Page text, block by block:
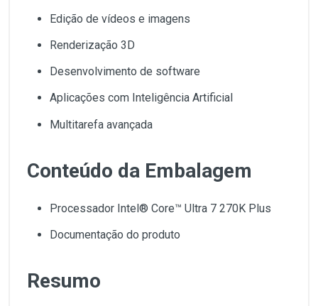
Edição de vídeos e imagens
Renderização 3D
Desenvolvimento de software
Aplicações com Inteligência Artificial
Multitarefa avançada
Conteúdo da Embalagem
Processador Intel® Core™ Ultra 7 270K Plus
Documentação do produto
Resumo